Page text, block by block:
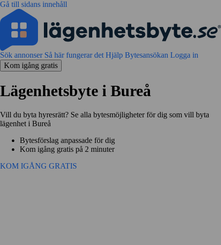
Gå till sidans innehåll
Sök annonser Så här fungerar det Hjälp Bytesansökan Logga in
Kom igång gratis
Lägenhetsbyte i Bureå
Vill du byta hyresrätt? Se alla bytesmöjligheter för dig som vill byta
lägenhet i Bureå
Bytesförslag anpassade för dig
Kom igång gratis på 2 minuter
KOM IGÅNG GRATIS